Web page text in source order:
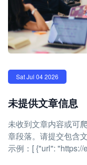
Sat Jul 04 2026
未提供文章信息
未收到文章内容或可
章段落。请提交包含
示例：[ {"url":